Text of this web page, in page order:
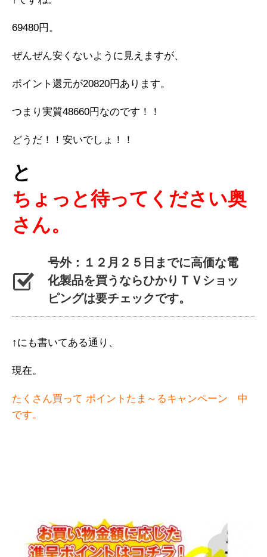
69480円。
ぜんぜん安くないように見えますが、
ポイント還元が20820円あります。
つまり実質48660円なのです！！
どうだ！！安いでしょ！！
と
ちょっと待ってください奥
さん。
号外：１２月２５日までに高価な電
化製品を買うならひかりＴＶショッ
ピングは要チェックです。
↑にも書いてある通り、
現在。
たくさん買って ポイントたま～るキャンペーン 中
です。